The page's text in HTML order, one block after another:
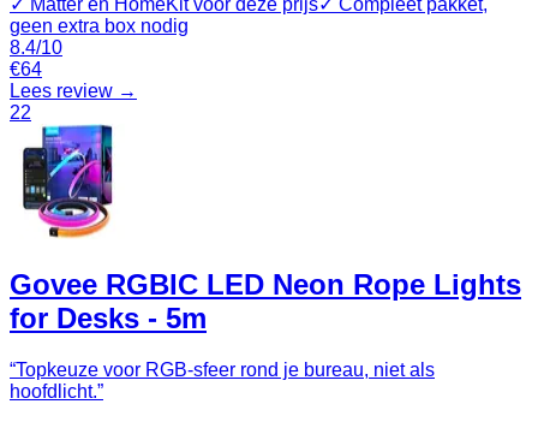
✓ Matter en HomeKit voor deze prijs✓ Compleet pakket,
geen extra box nodig
8.4/10
€64
Lees review →
22
Govee RGBIC LED Neon Rope Lights
for Desks - 5m
“Topkeuze voor RGB-sfeer rond je bureau, niet als
hoofdlicht.”